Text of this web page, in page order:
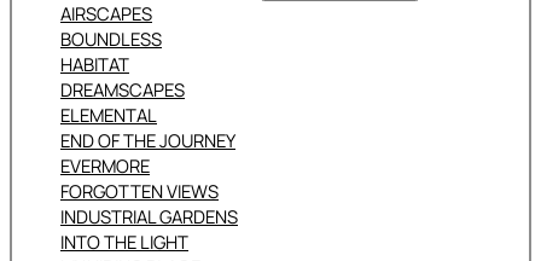
AIRSCAPES
BOUNDLESS
HABITAT
DREAMSCAPES
ELEMENTAL
END OF THE JOURNEY
EVERMORE
FORGOTTEN VIEWS
INDUSTRIAL GARDENS
INTO THE LIGHT